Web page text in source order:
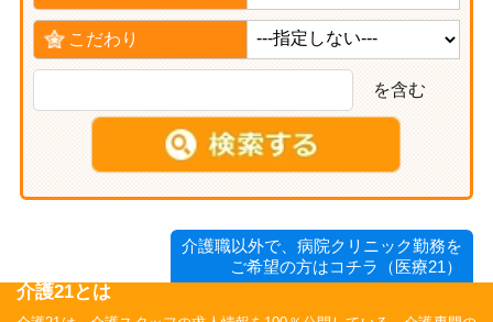
こだわり
を含む
介護職以外で、病院クリニック勤務を
ご希望の方はコチラ（医療21）
介護21とは